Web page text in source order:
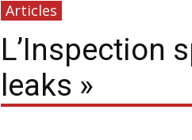
Articles
L’Inspection
leaks »